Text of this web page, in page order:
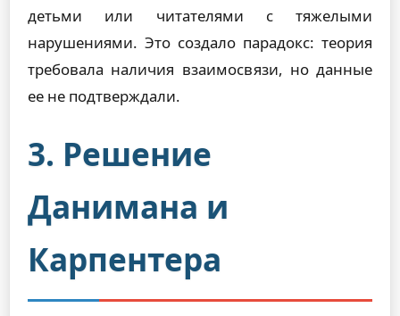
детьми или читателями с тяжелыми
нарушениями. Это создало парадокс: теория
требовала наличия взаимосвязи, но данные
ее не подтверждали.
3. Решение
Данимана и
Карпентера